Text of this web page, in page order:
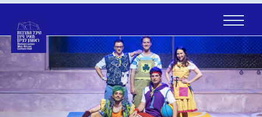
Skip
to
content